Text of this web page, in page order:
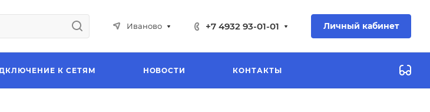
Иваново +7 4932 93-01-01 Личный кабинет
К СЕТЯМ НОВОСТИ КОНТАКТЫ